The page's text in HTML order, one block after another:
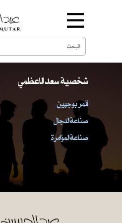
شخصية سعد الاعظمي
قمر بوجهين
صناعة الدجال
صناعة المؤامرة